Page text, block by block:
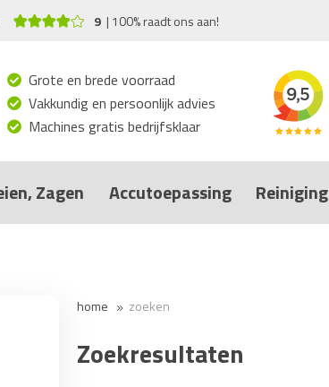
9 100% raadt ons aan!
Grote en brede voorraad
Vakkundig en persoonlijk advies
Machines gratis bedrijfsklaar
Zagen Accutoepassing Reiniging
home zoeken
Zoekresultaten